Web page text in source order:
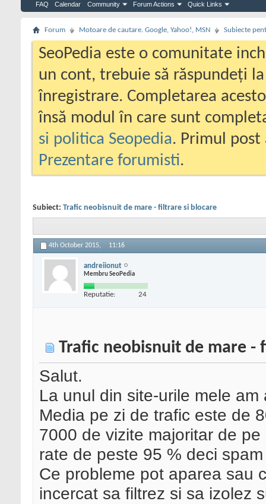
FAQ Calendar Community Forum Actions Quick Links
Forum Motoare de cautare. Google, Yahoo!, MSN Subiecte
SeoPedia este o comunitate
un cont, trebuie să răspundeți
înregistrare. Completarea
însă modul în care sunt
si politica Seopedia. Primul
Prezentare forumisti.
Subiect: Trafic neobisnuit de mare - filtrare si blocare
4th October 2015, 11:16
andreiionut
Membru SeoPedia
Reputatie: 24
Trafic neobisnuit de mare -
Salut.
La unul din site-urile mele
Media pe zi de trafic este de
7000 de vizite majoritar de
rate de peste 95 % deci
Ce probleme pot aparea sau
incercat sa filtrez si sa izolez